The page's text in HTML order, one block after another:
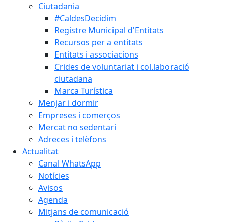
Ciutadania
#CaldesDecidim
Registre Municipal d'Entitats
Recursos per a entitats
Entitats i associacions
Crides de voluntariat i col.laboració
ciutadana
Marca Turística
Menjar i dormir
Empreses i comerços
Mercat no sedentari
Adreces i telèfons
Actualitat
Canal WhatsApp
Notícies
Avisos
Agenda
Mitjans de comunicació